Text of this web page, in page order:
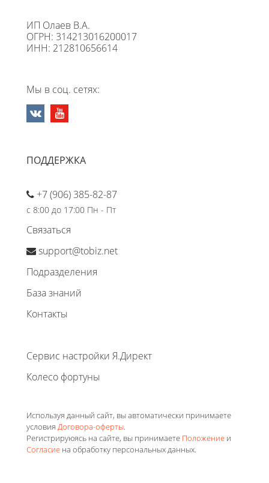
ИП Олаев В.А.
ОГРН: 314213016200017
ИНН: 212810656614
Мы в соц. сетях:
ПОДДЕРЖКА
+7 (906) 385-82-87
с 8:00 до 17:00 Пн - Пт
Связаться
support@tobiz.net
Подразделения
База знаний
Контакты
Сервис настройки Я.Директ
Колесо фортуны
Используя данный сайт, вы автоматически принимаете
условия Договора-оферты.
Регистрируюясь на сайте, вы принимаете Положение и
Согласие на обработку персональных данных.